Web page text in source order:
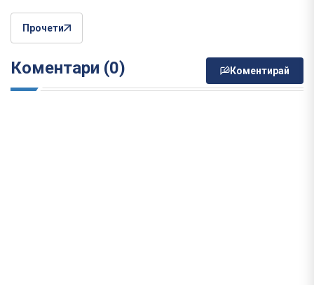
Прочети
Коментари (0) Коментирай